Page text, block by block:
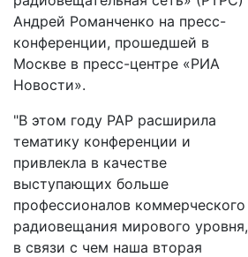
Андрей Романченко на пресс-
конференции, прошедшей в
Москве в пресс-центре «РИА
Новости».
"В этом году РАР расширила
тематику конференции и
привлекла в качестве
выступающих больше
профессионалов коммерческого
радиовещания мирового уровня,
в связи с чем наша вторая